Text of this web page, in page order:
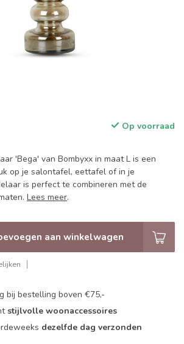
Op voorraad
'Bega' van Bombyxx in maat L is een
op je salontafel, eettafel of in je
is perfect te combineren met de
Lees meer.
aan winkelwagen
bij bestelling boven €75,-
stijlvolle woonaccessoires
dezelfde dag verzonden